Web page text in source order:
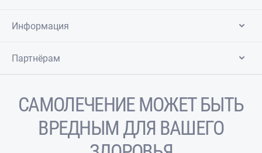
Информация
Партнёрам
САМОЛЕЧЕНИЕ МОЖЕТ БЫТЬ
ВРЕДНЫМ ДЛЯ ВАШЕГО